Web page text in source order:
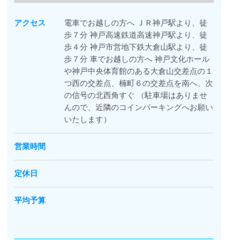
アクセス
電車でお越しの方へ ＪＲ神戸駅より、徒
歩７分 神戸高速鉄道高速神戸駅より、徒
歩４分 神戸市営地下鉄大倉山駅より、徒
歩７分 車でお越しの方へ 神戸文化ホール
や神戸中央体育館のある大倉山交差点の１
つ西の交差点、楠町６の交差点を南へ、次
の信号の北西角すぐ （駐車場はありませ
んので、近隣のコインパーキングへお願い
いたします）
営業時間
定休日
平均予算